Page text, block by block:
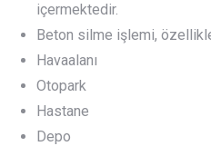
içermektedir.
Beton silme işlemi,
Havaalanı
Otopark
Hastane
Depo